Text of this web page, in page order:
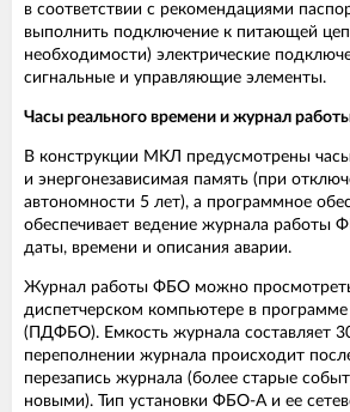
в соответствии с рекомендациями
выполнить подключение к питающей
необходимости) электрические
сигнальные и управляющие элементы.
Часы реального времени и журнал
В конструкции МКЛ предусмотрены
и энергонезависимая память (при
автономности 5 лет), а программное
обеспечивает ведение журнала работы
даты, времени и описания аварии.
Журнал работы ФБО можно
диспетчерском компьютере в программе
(ПДФБО). Емкость журнала составляет
переполнении журнала происходит
перезапись журнала (более старые
новыми). Тип установки ФБО-А и ее